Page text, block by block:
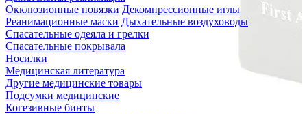
Окклюзионные повязки Декомпрессионные иглы
Реанимационные маски Дыхательные воздуховоды
Спасательные одеяла и грелки
Спасательные покрывала
Носилки
Медицинская литература
Другие медицинские товары
Подсумки медицинские
Когезивные бинты